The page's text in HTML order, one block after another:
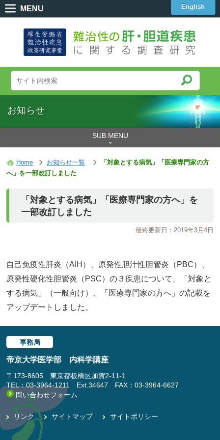
MENU English
お知らせ
SUB MENU
Home お知らせ一覧
「対象とする病気」「医療専門家の方
へ」を一部改訂しました
「対象とする病気」「医療専門家の方へ」を
一部改訂しました
最終更新日：2019年3月4日
自己免疫性肝炎（AIH）、原発性胆汁性胆管炎（PBC）、
原発性硬化性胆管炎（PSC）の３疾患について、「対象と
する病気」（一般向け）、「医療専門家の方へ」の記載を
アップデートしました。
事務局
帝京大学医学部 内科学講座
〒173-8605 東京都板橋区加賀2-11-1
TEL：03-3964-1211 Ext.34647 FAX：03-3964-6627
問い合わせフォーム
リンク サイトマップ サイトポリシー